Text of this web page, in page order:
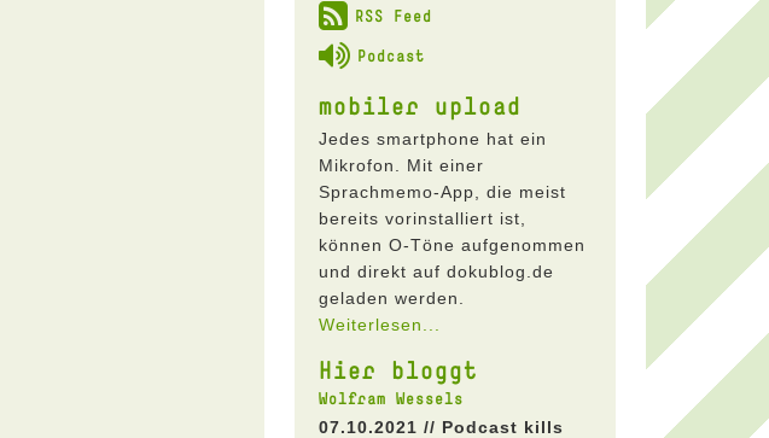
RSS Feed
Podcast
mobiler upload
Jedes smartphone hat ein
Mikrofon. Mit einer
Sprachmemo-App, die meist
bereits vorinstalliert ist,
können O-Töne aufgenommen
und direkt auf dokublog.de
geladen werden.
Weiterlesen...
Hier bloggt
Wolfram Wessels
07.10.2021 // Podcast kills